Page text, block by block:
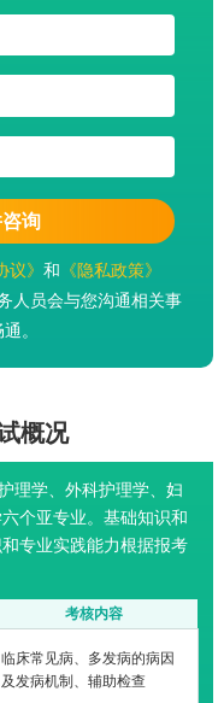
询
议》 和 《隐私政策》
人员会与您沟通相关事
。
概况
理学、外科护理学、妇
个亚专业。基础知识和
专业实践能力根据报考
考核内容
临床常见病、多发病的病因
及发病机制、辅助检查